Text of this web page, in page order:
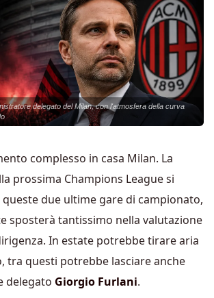
delegato del Milan, con l'atmosfera della curva
complesso in casa Milan. La
prossima Champions League si
due ultime gare di campionato,
sposterà tantissimo nella valutazione
In estate potrebbe tirare aria
tra questi potrebbe lasciare anche
delegato Giorgio Furlani.